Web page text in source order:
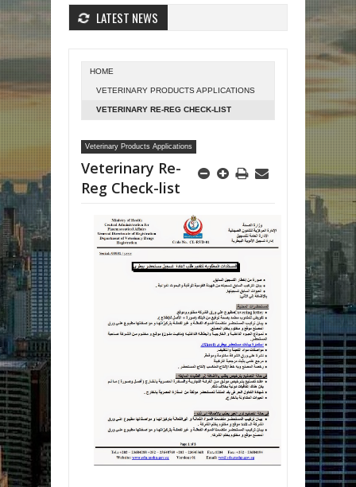
LATEST NEWS
HOME
VETERINARY PRODUCTS APPLICATIONS
VETERINARY RE-REG CHECK-LIST
Veterinary Products Applications
Veterinary Re-
Reg Check-list